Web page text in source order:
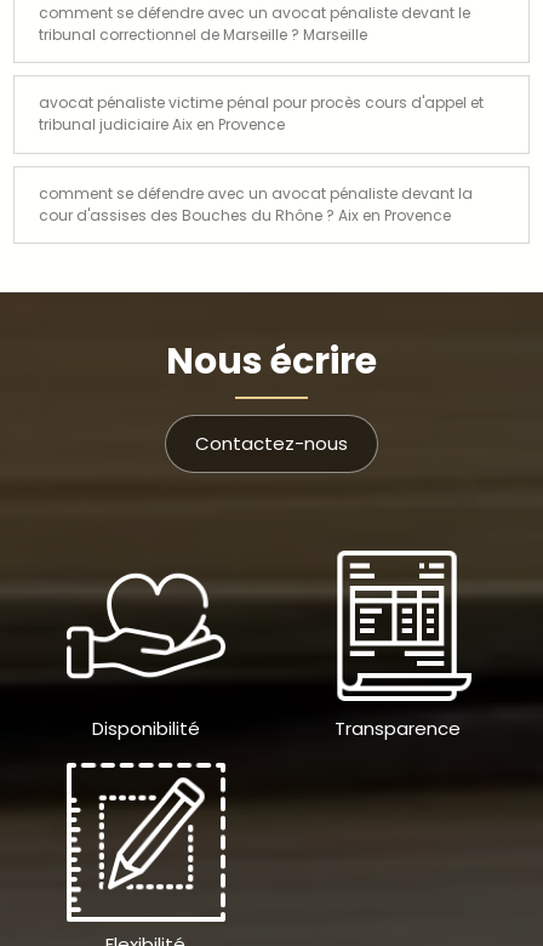
comment se défendre avec un avocat pénaliste devant le
tribunal correctionnel de Marseille ? Marseille
avocat pénaliste victime pénal pour procès cours d'appel et
tribunal judiciaire Aix en Provence
comment se défendre avec un avocat pénaliste devant la
cour d'assises des Bouches du Rhône ? Aix en Provence
Nous écrire
Contactez-nous
Disponibilité Transparence